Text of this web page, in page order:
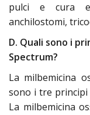
pulci e cura e
anchilostomi,
D. Quali sono i
Spectrum?
La milbemicina
sono i tre principi
La milbemicina